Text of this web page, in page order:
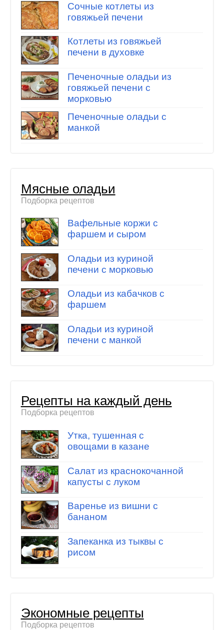
Сочные котлеты из
говяжьей печени
Котлеты из говяжьей
печени в духовке
Печеночные оладьи из
говяжьей печени с
морковью
Печеночные оладьи с
манкой
Мясные оладьи
Подборка рецептов
Вафельные коржи с
фаршем и сыром
Оладьи из куриной
печени с морковью
Оладьи из кабачков с
фаршем
Оладьи из куриной
печени с манкой
Рецепты на каждый день
Подборка рецептов
Утка, тушенная с
овощами в казане
Салат из краснокочанной
капусты с луком
Варенье из вишни с
бананом
Запеканка из тыквы с
рисом
Экономные рецепты
Подборка рецептов